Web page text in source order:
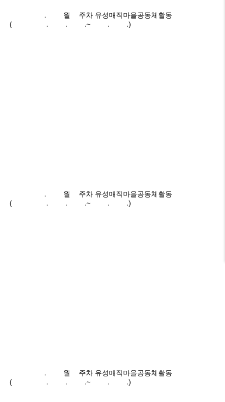
2025.06월4주차 유성매직마을공동체활동
(2024.06.23.~06.29.)
2025.06월3주차 유성매직마을공동체활동
(2024.06.16.~06.22.)
2025.06월2주차 유성매직마을공동체활동
(2024.06.07.~06.15.)